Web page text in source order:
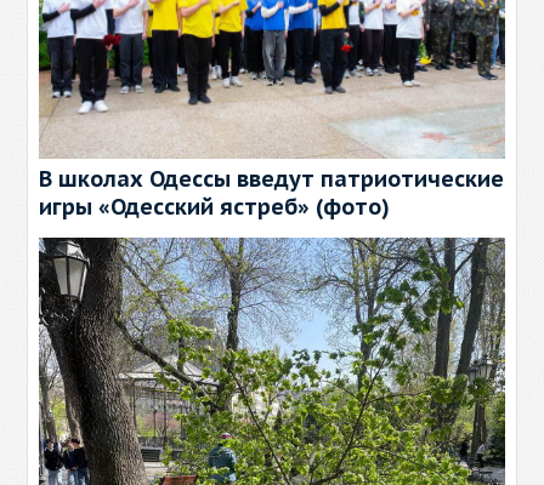
В школах Одессы введут патриотические
игры «Одесский ястреб» (фото)